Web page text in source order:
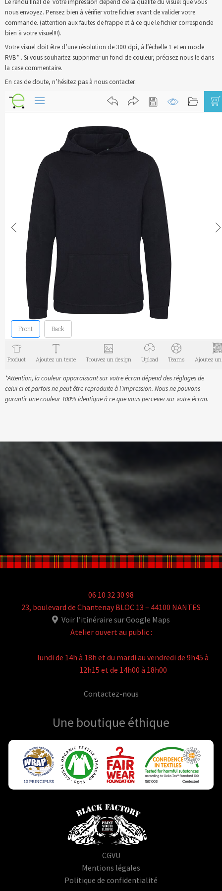
Blog
Contact & devis
Le rendu final de votre impression dépend de la qualité du visuel que vous
nous envoyez. Pensez bien à vérifier votre fichier avant de valider votre
commande. (attention aux fautes de frappe et à ce que le fichier corresponde
bien à votre visuel!!!).
Votre visuel doit être d’une résolution de 300 dpi, à l’échelle 1 et en mode
RVB* . Si vous souhaitez supprimer un fond de couleur, précisez nous le dans
la case commentaire.
En cas de doute, n’hésitez pas à nous contacter.
*Attention, la couleur apparaissant sur votre écran dépend des réglages de
celui ci et parfois ne peut être reproduite à l’impression. Nous ne pouvons
garantir une couleur 100% identique à ce que vous percevez sur votre écran.
06 10 32 30 98
23, boulevard de Chantenay BLOC 13 – 44100 NANTES
Voir l’itinéraire sur Google Maps
Atelier ouvert au public :
lundi de 14h à 18h et du mardi au vendredi de 9h45 à
12h15 et de 14h00 à 18h00
Contactez-nous
Une boutique éthique
CGVU
Mentions légales
Politique de confidentialité